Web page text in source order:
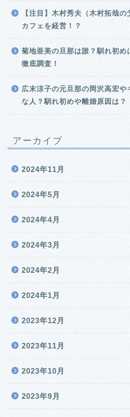
【注目】木村秀夫（木村拓哉
カフェを経営！？
菊地亜美の旦那は誰？馴れ初め
徹底調査！
広末涼子の元旦那の岡沢高宏や
な人？馴れ初めや離婚原因は？
アーカイブ
2024年11月
2024年5月
2024年4月
2024年3月
2024年2月
2024年1月
2023年12月
2023年11月
2023年10月
2023年9月